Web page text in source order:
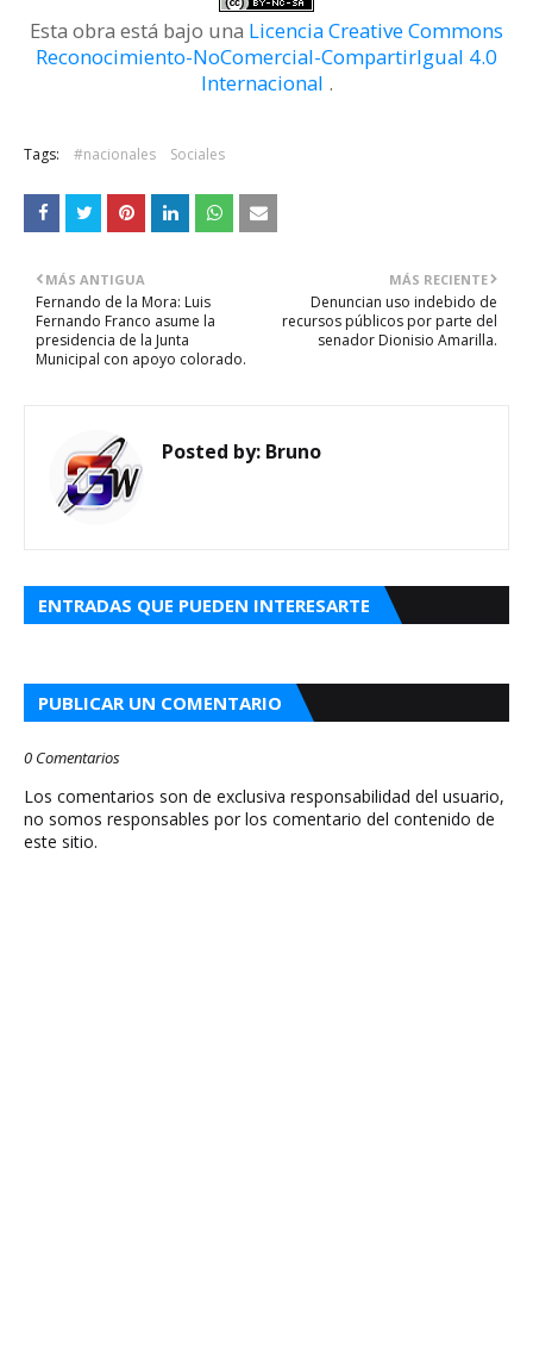
Esta obra está bajo una Licencia Creative Commons
Reconocimiento-NoComercial-CompartirIgual 4.0
Internacional .
Tags: #nacionales Sociales
MÁS RECIENTE
Denuncian uso indebido de
recursos públicos por parte del
senador Dionisio Amarilla.
MÁS ANTIGUA
Fernando de la Mora: Luis
Fernando Franco asume la
presidencia de la Junta
Municipal con apoyo colorado.
Posted by: Bruno
ENTRADAS QUE PUEDEN INTERESARTE
PUBLICAR UN COMENTARIO
0 Comentarios
Los comentarios son de exclusiva responsabilidad del usuario,
no somos responsables por los comentario del contenido de
este sitio.